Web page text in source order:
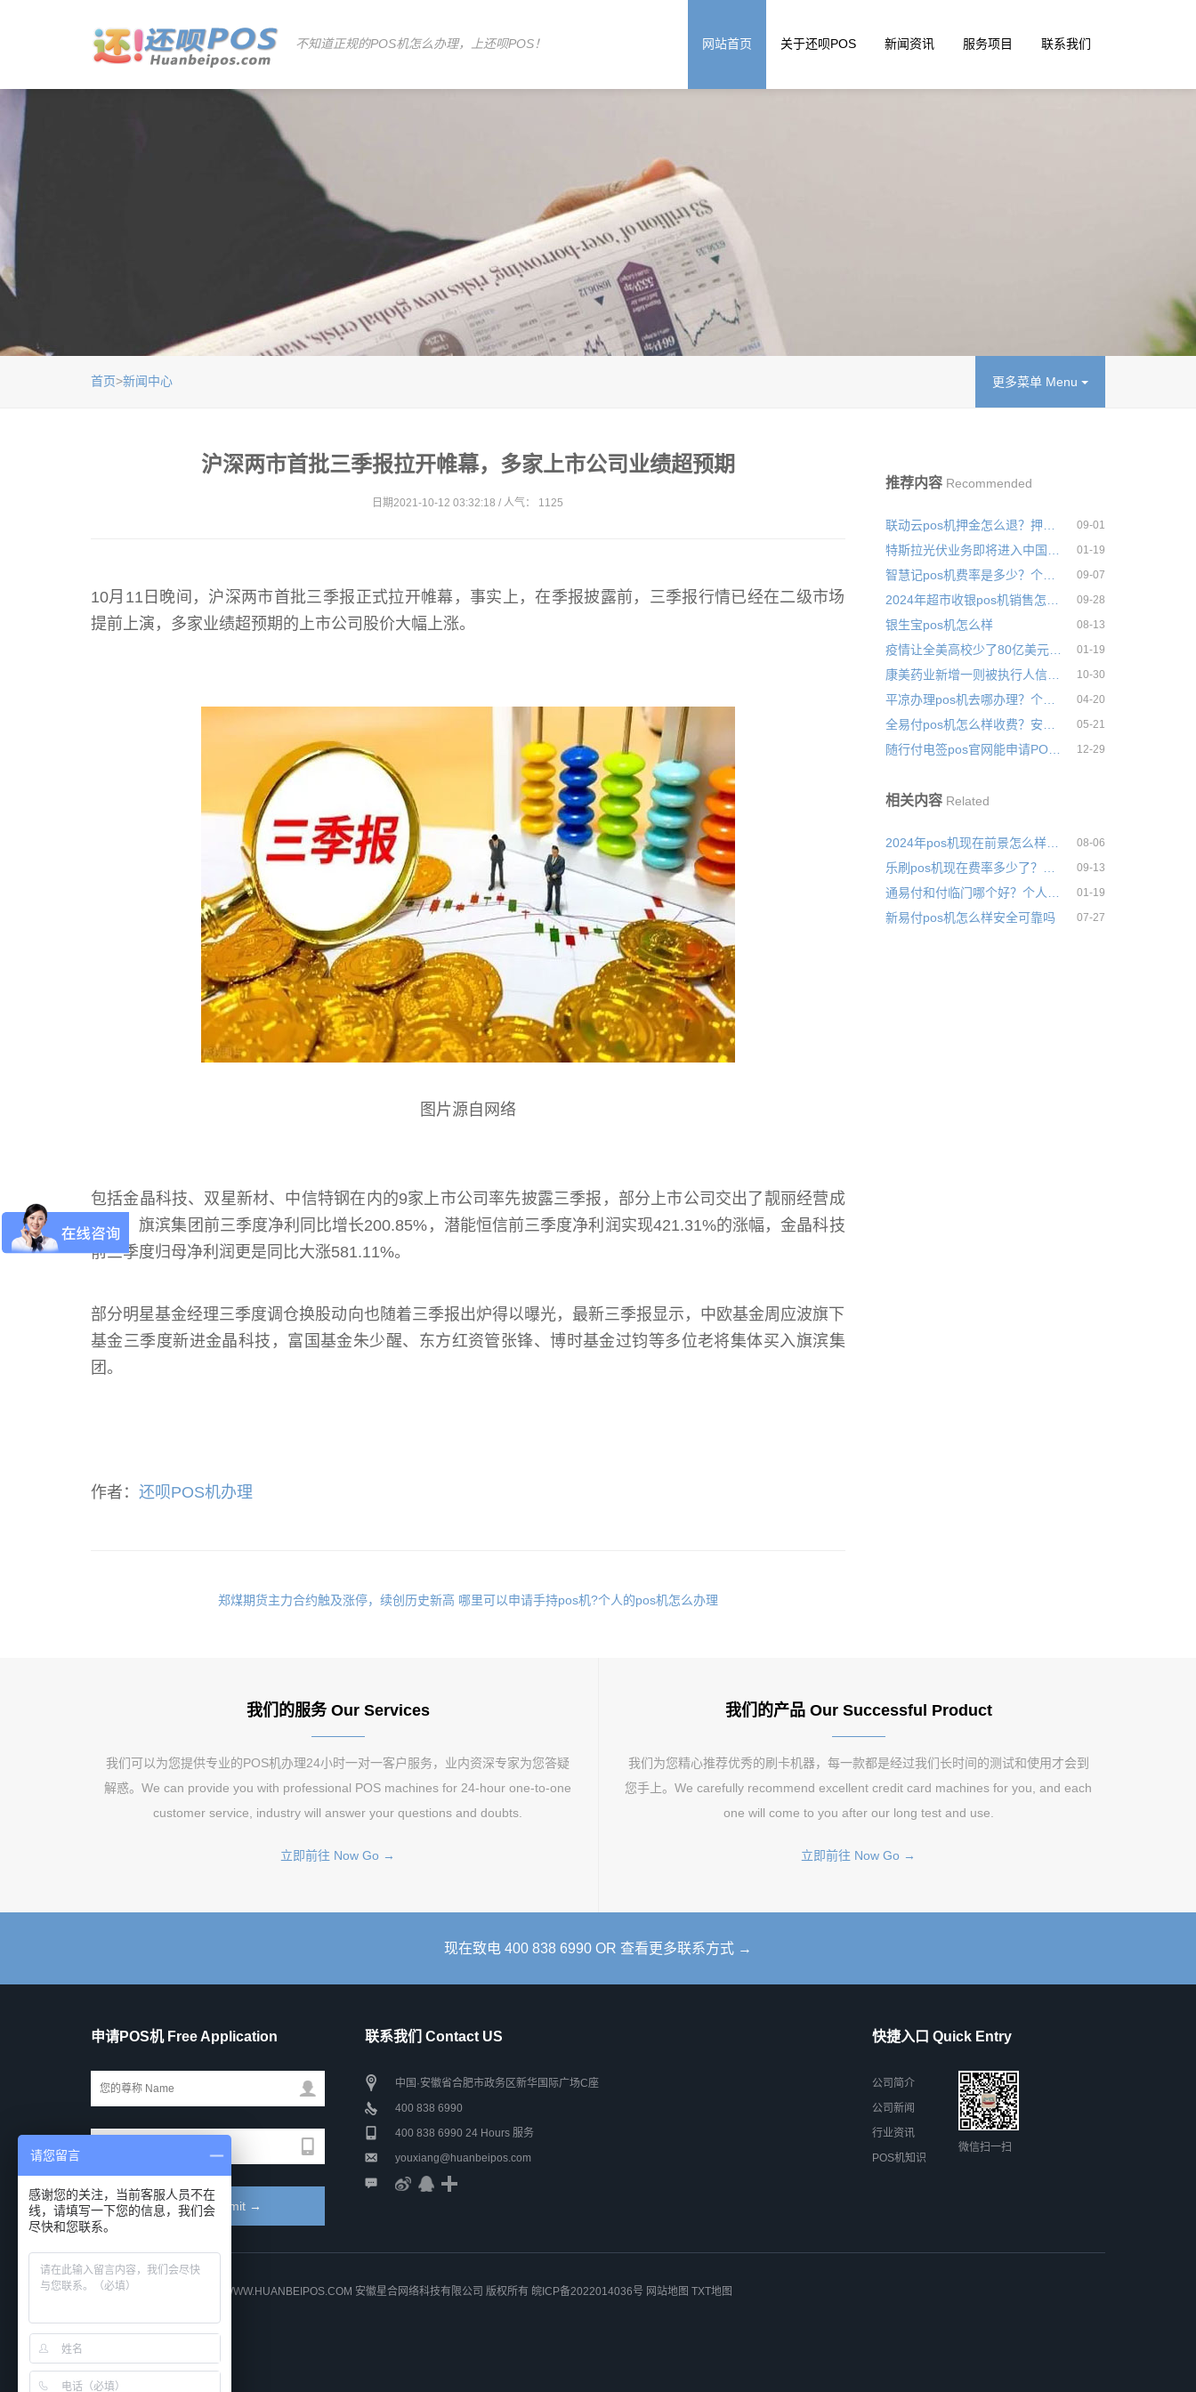
不知道正规的POS机怎么办理，上还呗POS！ 网站首页 关于还呗POS 新闻资讯 服务项目 联系我们
更多菜单 Menu
首页>新闻中心
沪深两市首批三季报拉开帷幕，多家上市公司业绩超预期
日期2021-10-12 03:32:18 / 人气： 1125
10月11日晚间，沪深两市首批三季报正式拉开帷幕，事实上，在季报披露前，三季报行情已经在二级市场
提前上演，多家业绩超预期的上市公司股价大幅上涨。
图片源自网络
包括金晶科技、双星新材、中信特钢在内的9家上市公司率先披露三季报，部分上市公司交出了靓丽经营成
绩单，旗滨集团前三季度净利同比增长200.85%，潜能恒信前三季度净利润实现421.31%的涨幅，金晶科技
前三季度归母净利润更是同比大涨581.11%。
部分明星基金经理三季度调仓换股动向也随着三季报出炉得以曝光，最新三季报显示，中欧基金周应波旗下
基金三季度新进金晶科技，富国基金朱少醒、东方红资管张锋、博时基金过钧等多位老将集体买入旗滨集
团。
作者： 还呗POS机办理
郑煤期货主力合约触及涨停，续创历史新高 哪里可以申请手持pos机?个人的pos机怎么办理
推荐内容 Recommended
09-01
01-19
智慧记pos机费率是多少？个人刷卡一万块多少手续费 09-07
09-28
银生宝pos机怎么样 08-13
疫情让全美高校少了80亿美元，富兰克林大学将关闭厄巴纳分校 01-19
康美药业新增一则被执行人信息，执行标的4.47亿 10-30
平凉办理pos机去哪办理？个人申请需要什么 04-20
05-21
随行付电签pos官网能申请POS机吗 12-29
相关内容 Related
2024年pos机现在前景怎么样靠不靠谱 08-06
09-13
01-19
新易付pos机怎么样安全可靠吗 07-27
我们的服务 Our Services
我们可以为您提供专业的POS机办理24小时一对一客户服务，业内资深专家为您答疑
解惑。We can provide you with professional POS machines for 24-hour one-to-one
customer service, industry will answer your questions and doubts.
立即前往 Now Go →
我们的产品 Our Successful Product
我们为您精心推荐优秀的刷卡机器，每一款都是经过我们长时间的测试和使用才会到
您手上。We carefully recommend excellent credit card machines for you, and each
one will come to you after our long test and use.
立即前往 Now Go →
现在致电 400 838 6990 OR 查看更多联系方式 →
申请POS机 Free Application 联系我们 Contact US
中国·安徽省合肥市政务区新华国际广场C座
400 838 6990
400 838 6990 24 Hours 服务
youxiang@huanbeipos.com
快捷入口 Quick Entry
公司简介
公司新闻
行业资讯
POS机知识
微信扫一扫
COPYRIGHT © 2014-2021 WWW.HUANBEIPOS.COM 安徽星合网络科技有限公司 版权所有 皖ICP备2022014036号 网站地图 TXT地图
请您留言
感谢您的关注，当前客服人员不在
线，请填写一下您的信息，我们会
尽快和您联系。